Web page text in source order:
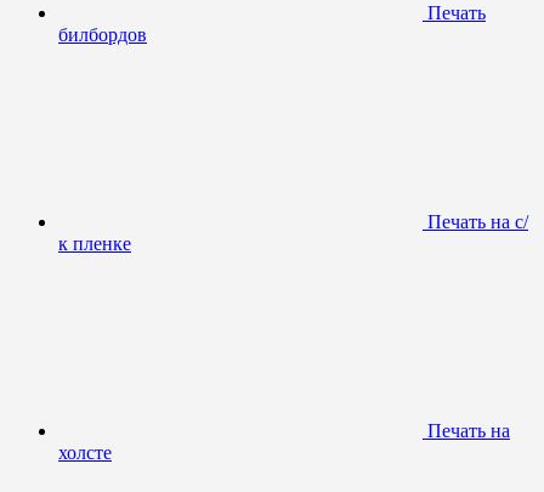
Печать
билбордов
Печать на с/
к пленке
Печать на
холсте